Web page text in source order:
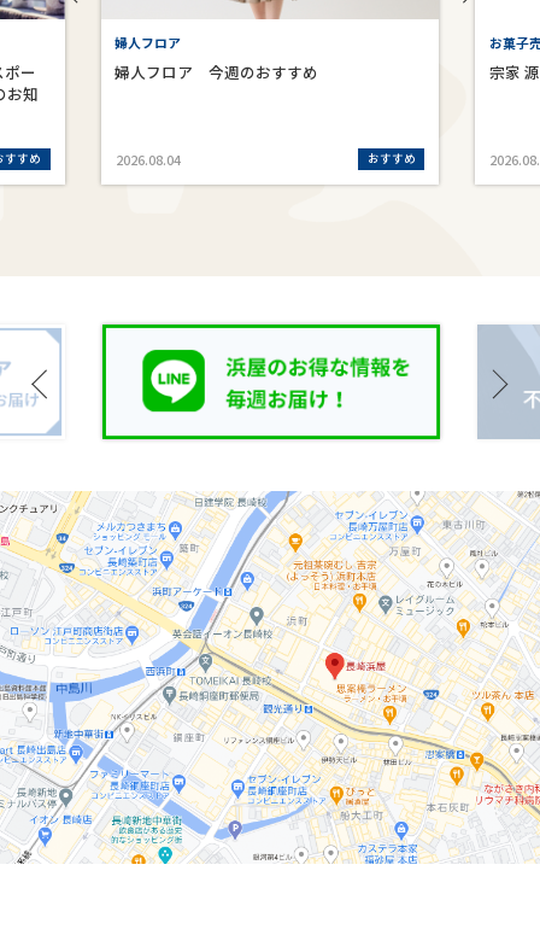
ー
お知
すすめ
婦人フロア
婦人フロア 今週のおすすめ
2026.08.04 おすすめ
お菓子
宗家